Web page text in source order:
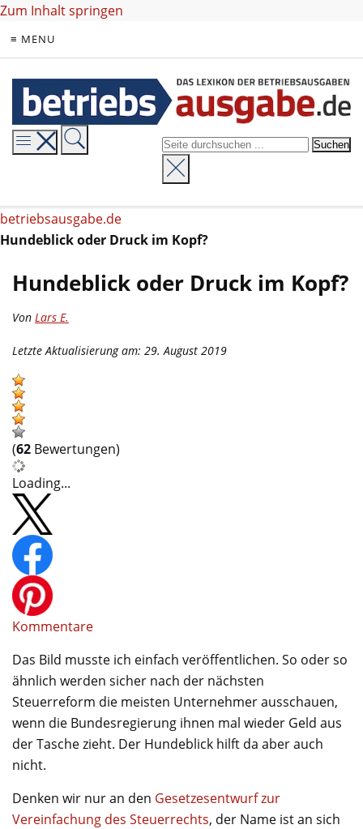
Zum Inhalt springen
≡ MENU
betriebsausgabe.de
Hundeblick oder Druck im Kopf?
Hundeblick oder Druck im Kopf?
Von Lars E.
Letzte Aktualisierung am: 29. August 2019
(62 Bewertungen)
Loading...
Kommentare
Das Bild musste ich einfach veröffentlichen. So oder so
ähnlich werden sicher nach der nächsten
Steuerreform die meisten Unternehmer ausschauen,
wenn die Bundesregierung ihnen mal wieder Geld aus
der Tasche zieht. Der Hundeblick hilft da aber auch
nicht.
Denken wir nur an den Gesetzesentwurf zur
Vereinfachung des Steuerrechts, der Name ist an sich